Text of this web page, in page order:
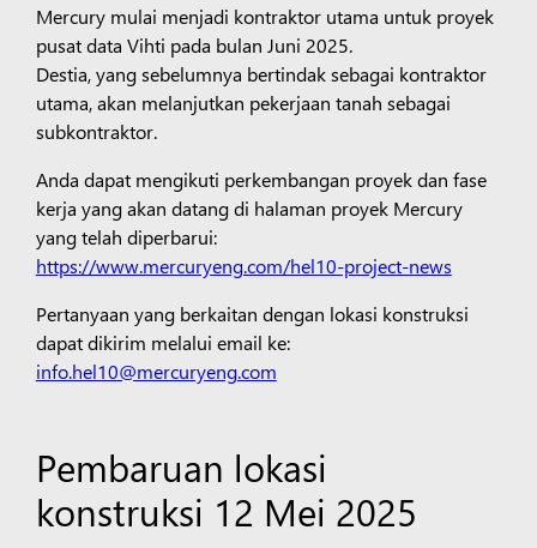
Mercury mulai menjadi kontraktor utama untuk proyek
pusat data Vihti pada bulan Juni 2025.
Destia, yang sebelumnya bertindak sebagai kontraktor
utama, akan melanjutkan pekerjaan tanah sebagai
subkontraktor.
Anda dapat mengikuti perkembangan proyek dan fase
kerja yang akan datang di halaman proyek Mercury
yang telah diperbarui:
https://www.mercuryeng.com/hel10-project-news
Pertanyaan yang berkaitan dengan lokasi konstruksi
dapat dikirim melalui email ke:
info.hel10@mercuryeng.com
Pembaruan lokasi
konstruksi 12 Mei 2025